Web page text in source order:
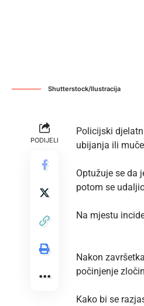
Shutterstock/Ilustracija
PODIJELI
Policijski
ubijanja ili
Optužuje se da
potom se
Na mjestu
Nakon
počinjenje
Kako bi se